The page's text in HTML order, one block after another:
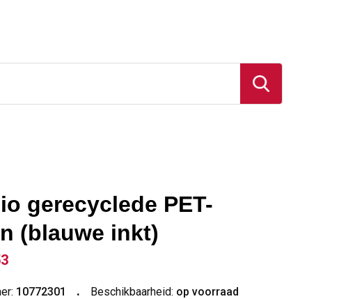
gerecyclede PET-
(blauwe inkt)
10772301 Beschikbaarheid: op voorraad